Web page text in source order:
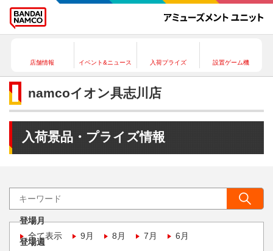
店舗情報 イベント&ニュース 入荷プライズ 設置ゲーム機
namcoイオン具志川店
入荷景品・プライズ情報
登場月
全て表示
9月 8月 7月 6月
登場週